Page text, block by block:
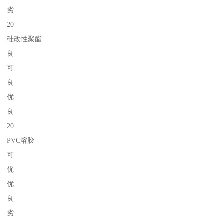
劣
20
硅改性聚酯
良
可
良
优
良
20
PVC溶胶
可
优
优
良
劣